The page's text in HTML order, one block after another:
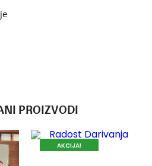
PROIZVODI
AKCIJA!